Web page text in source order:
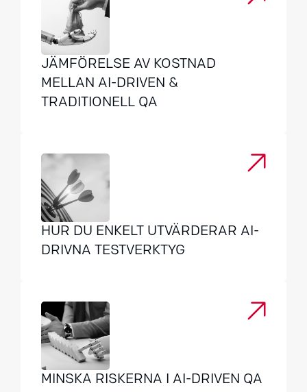
JÄMFÖRELSE AV KOSTNAD
MELLAN AI-DRIVEN &
TRADITIONELL QA
HUR DU ENKELT UTVÄRDERAR AI-
DRIVNA TESTVERKTYG
MINSKA RISKERNA I AI-DRIVEN QA